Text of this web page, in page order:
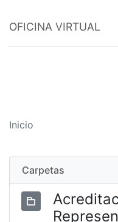
OFICINA VIRTUAL
Inicio
Carpetas